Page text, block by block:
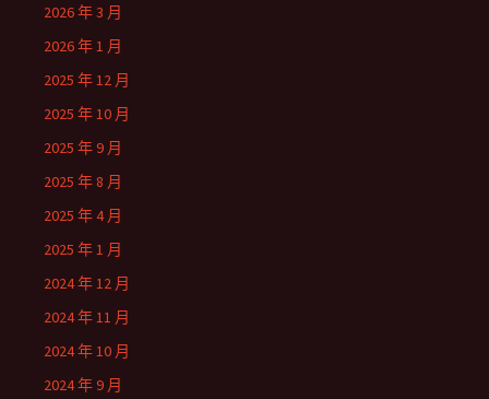
2026 年 3 月
2026 年 1 月
2025 年 12 月
2025 年 10 月
2025 年 9 月
2025 年 8 月
2025 年 4 月
2025 年 1 月
2024 年 12 月
2024 年 11 月
2024 年 10 月
2024 年 9 月